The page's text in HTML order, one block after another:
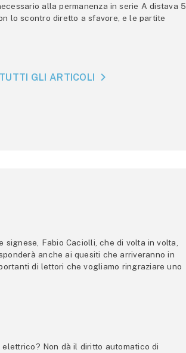
alla permanenza in serie A distava 5
lo scontro diretto a sfavore, e le partite
GLI ARTICOLI
Fabio Caciolli, che di volta in volta,
anche ai quesiti che arriveranno in
di lettori che vogliamo ringraziare uno
Non dà il diritto automatico di